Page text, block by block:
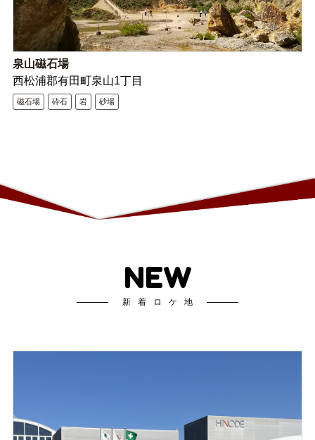
泉山磁石場
西松浦郡有田町泉山1丁目
磁石場 砕石 岩 砂場
NEW
新着ロケ地